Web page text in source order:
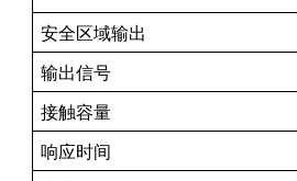
安全区域输出
输出信号
接触容量
响应时间